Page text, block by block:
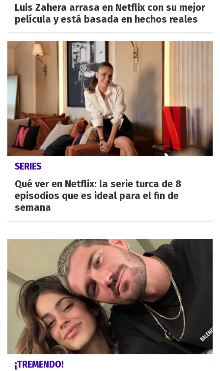
Luis Zahera arrasa en Netflix con su mejor
película y está basada en hechos reales
SERIES
Qué ver en Netflix: la serie turca de 8
episodios que es ideal para el fin de
semana
¡TREMENDO!